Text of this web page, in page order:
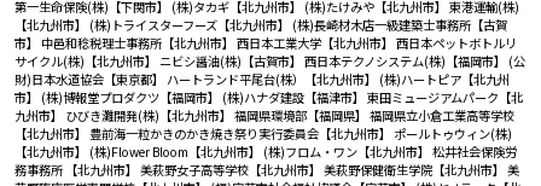
第一生命保険(株)【下関市】 (株)タカギ【北九州市】 (株)たけみや【北九州市】 東港運輸(株)
【北九州市】 (株)トライスターフーズ【北九州市】 (株)長崎材木店一級建築士事務所【古賀
市】 中邑和稔税理士事務所【北九州市】 西日本工業大学【北九州市】 西日本ペットボトルリ
サイクル(株)【北九州市】 ニビシ醤油(株)【古賀市】 西日本テクノシステム(株)【福岡市】 (公
財)日本水道協会【東京都】 ハートランド平尾台(株）【北九州市】 (株)ハートピア【北九州
市】 (株)博報堂プロダクツ【福岡市】 (株)ハナダ建設【福津市】 東田ミュージアムパーク【北
九州市】 ひびき灘開発(株)【北九州市】 福岡県環境部【福岡県】 福岡県立小倉工業高等学校
【北九州市】 豊前海一粒かきのかき焼き祭り実行委員会【北九州市】 ポールトゥウィン(株)
【北九州市】 (株)Flower Bloom【北九州市】 (株)フロム・ワン【北九州市】 松井社会保険労
務事務所 【北九州市】 美萩野女子高等学校【北九州市】 美萩野保健衛生学院【北九州市】 美